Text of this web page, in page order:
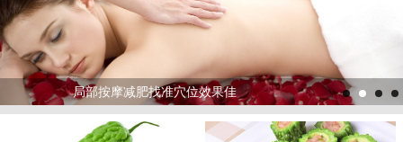
局部按摩减肥找准穴位效果佳
> >